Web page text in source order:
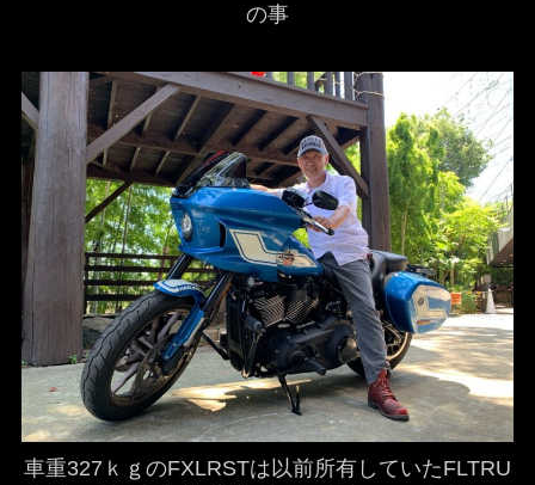
の事
車重327ｋｇのFXLRSTは以前所有していたFLTRU